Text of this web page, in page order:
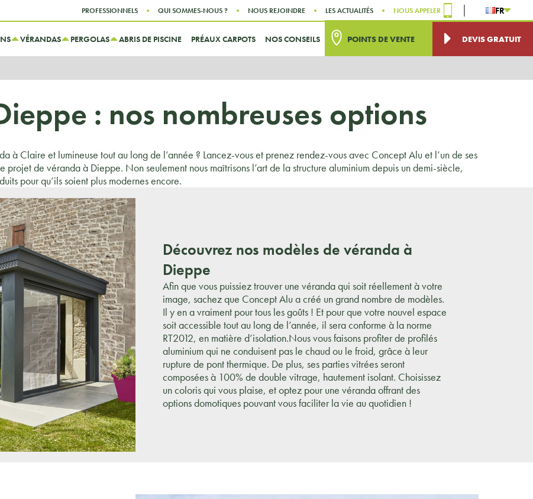
Aller au menu
Aller au contenu
PROFESSIONNELS QUI SOMMES-NOUS ? NOUS REJOINDRE LES ACTUALITÉS NOUS APPELER FR
VÉRANDAS PERGOLAS ABRIS DE PISCINE PRÉAUX CARPOTS NOS CONSEILS POINTS DE VENTE DEVIS GRATUIT
: nos nombreuses options
à Claire et lumineuse tout au long de l’année ? Lancez-vous et prenez rendez-vous avec Concept Alu et l’un de ses
de véranda à Dieppe. Non seulement nous maîtrisons l’art de la structure aluminium depuis un demi-siècle,
pour qu’ils soient plus modernes encore.
Découvrez nos modèles de véranda à
Dieppe
Afin que vous puissiez trouver une véranda qui soit réellement à votre
image, sachez que Concept Alu a créé un grand nombre de modèles.
Il y en a vraiment pour tous les goûts ! Et pour que votre nouvel espace
soit accessible tout au long de l’année, il sera conforme à la norme
RT2012, en matière d’isolation.Nous vous faisons profiter de profilés
aluminium qui ne conduisent pas le chaud ou le froid, grâce à leur
rupture de pont thermique. De plus, ses parties vitrées seront
composées à 100% de double vitrage, hautement isolant. Choisissez
un coloris qui vous plaise, et optez pour une véranda offrant des
options domotiques pouvant vous faciliter la vie au quotidien !